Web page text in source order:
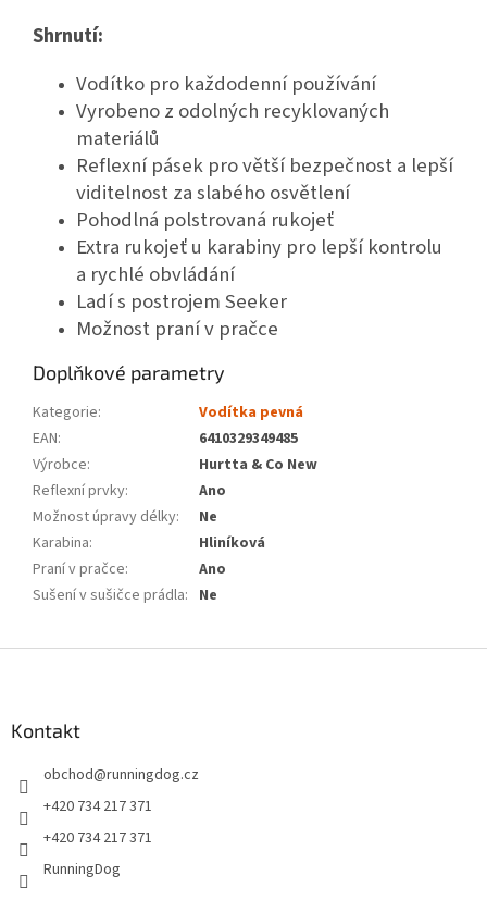
Shrnutí:
Vodítko pro každodenní používání
Vyrobeno z odolných recyklovaných
materiálů
Reflexní pásek pro větší bezpečnost a lepší
viditelnost za slabého osvětlení
Pohodlná polstrovaná rukojeť
Extra rukojeť u karabiny pro lepší kontrolu
a rychlé obvládání
Ladí s postrojem Seeker
Možnost praní v pračce
Doplňkové parametry
Kategorie:
Vodítka pevná
EAN:
6410329349485
Výrobce:
Hurtta & Co New
Reflexní prvky:
Ano
Možnost úpravy délky:
Ne
Karabina:
Hliníková
Praní v pračce:
Ano
Sušení v sušičce prádla: Ne
Kontakt
obchod@runningdog.cz
+420 734 217 371
+420 734 217 371
RunningDog